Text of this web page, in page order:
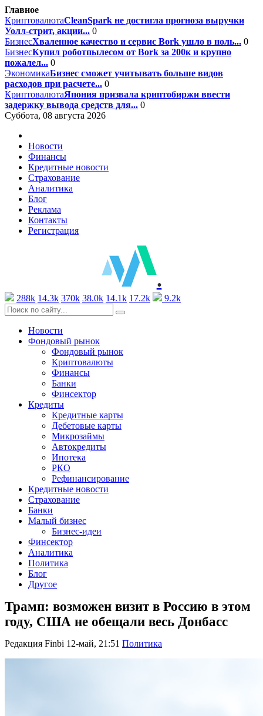
Главное
КриптовалютаCleanSpark не достигла прогноза выручки
Уолл-стрит, акции... 0
БизнесХваленное качество и сервис Bork ушло в ноль... 0
БизнесКупил роботпылесом от Bork за 200к и крупно
пожалел... 0
ЭкономикаБизнес сможет учитывать больше видов
расходов при расчете... 0
КриптовалютаЯпония призвала криптобиржи ввести
задержку вывода средств для... 0
Суббота, 08 августа 2026
Новости
Финансы
Кредитные новости
Страхование
Аналитика
Блог
Реклама
Контакты
Регистрация
.
288k 14.3k 370k 38.0k 14.1k 17.2k 9.2k
Новости
Фондовый рынок
Фондовый рынок
Криптовалюты
Финансы
Банки
Финсектор
Кредиты
Кредитные карты
Дебетовые карты
Микрозаймы
Автокредиты
Ипотека
РКО
Рефинансирование
Кредитные новости
Страхование
Банки
Малый бизнес
Бизнес-идеи
Финсектор
Аналитика
Политика
Блог
Другое
Трамп: возможен визит в Россию в этом
году, США не обещали весь Донбасс
Редакция Finbi 12-май, 21:51 Политика